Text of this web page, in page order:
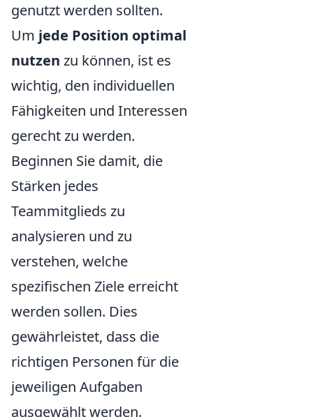
genutzt werden sollten.
Um jede Position optimal
nutzen zu können, ist es
wichtig, den individuellen
Fähigkeiten und Interessen
gerecht zu werden.
Beginnen Sie damit, die
Stärken jedes
Teammitglieds zu
analysieren und zu
verstehen, welche
spezifischen Ziele erreicht
werden sollen. Dies
gewährleistet, dass die
richtigen Personen für die
jeweiligen Aufgaben
ausgewählt werden.